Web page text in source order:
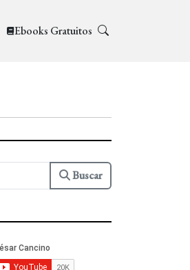
Ebooks Gratuitos
Buscar